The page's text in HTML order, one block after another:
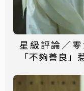
星級評論／
「不夠善良」